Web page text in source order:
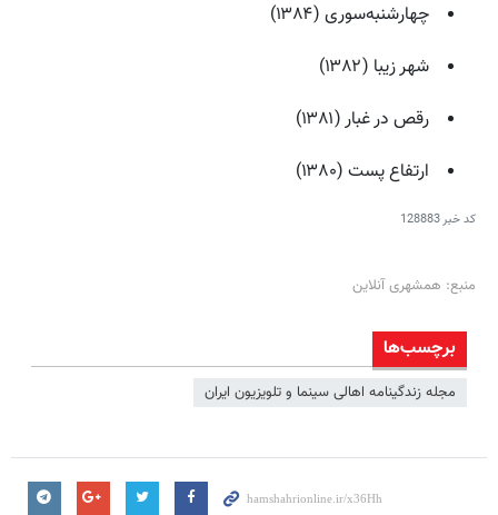
چهارشنبه‌سوری (۱۳۸۴)
شهر زیبا (۱۳۸۲)
رقص در غبار (۱۳۸۱)
ارتفاع پست (۱۳۸۰)
کد خبر128883
منبع: همشهری آنلاین
برچسب‌ها
مجله زندگینامه اهالی سینما و تلویزیون ایران